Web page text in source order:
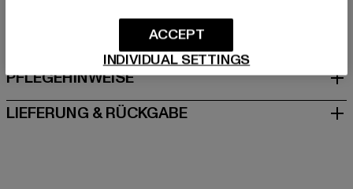
GRÖSSE & PASSFORM
PFLEGEHINWEISE
LIEFERUNG & RÜCKGABE
INDIVIDUAL SETTINGS
ACCEPT